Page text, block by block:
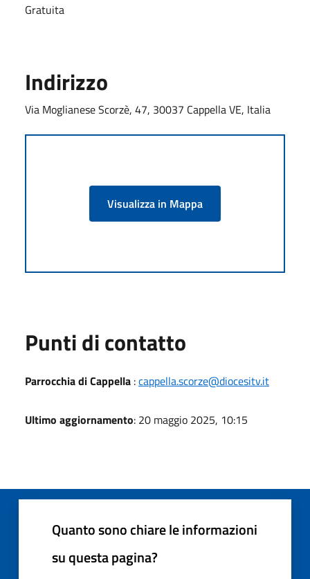
Gratuita
Indirizzo
Via Moglianese Scorzè, 47, 30037 Cappella VE, Italia
Visualizza in Mappa
Punti di contatto
Parrocchia di Cappella :cappella.scorze@diocesitv.it
Ultimo aggiornamento: 20 maggio 2025, 10:15
Quanto sono chiare le informazioni
su questa pagina?